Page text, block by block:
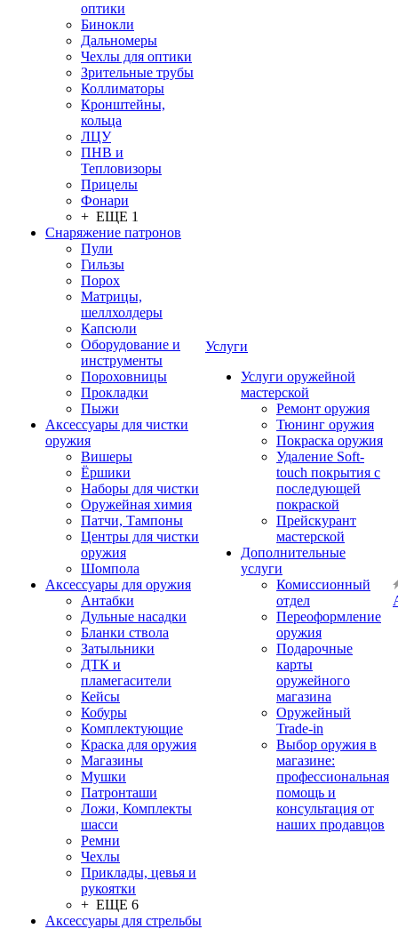
оптики
Бинокли
Дальномеры
Чехлы для оптики
Зрительные трубы
Коллиматоры
Кронштейны,
кольца
ЛЦУ
ПНВ и
Тепловизоры
Прицелы
Фонари
+ ЕЩЕ 1
Снаряжение патронов
Пули
Гильзы
Порох
Матрицы,
шеллхолдеры
Капсюли
Оборудование и
инструменты
Пороховницы
Прокладки
Пыжи
Аксессуары для чистки
оружия
Вишеры
Ёршики
Наборы для чистки
Оружейная химия
Патчи, Тампоны
Центры для чистки
оружия
Шомпола
Аксессуары для оружия
Антабки
Дульные насадки
Бланки ствола
Затыльники
ДТК и
пламегасители
Кейсы
Кобуры
Комплектующие
Краска для оружия
Магазины
Мушки
Патронташи
Ложи, Комплекты
шасси
Ремни
Чехлы
Приклады, цевья и
рукоятки
+ ЕЩЕ 6
Аксессуары для стрельбы
Услуги
Услуги оружейной
мастерской
Ремонт оружия
Тюнинг оружия
Покраска оружия
Удаление Soft-
touch покрытия с
последующей
покраской
Прейскурант
мастерской
Дополнительные
услуги
Комиссионный
отдел
Переоформление
оружия
Подарочные
карты
оружейного
магазина
Оружейный
Trade-in
Выбор оружия в
магазине:
профессиональная
помощь и
консультация от
наших продавцов